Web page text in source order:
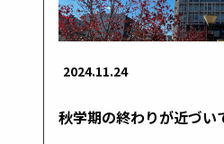
2024.11.24
秋学期の終わりが近づい